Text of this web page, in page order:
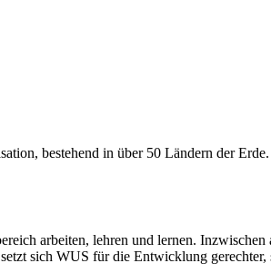
bestehend in über 50 Ländern der
arbeiten, lehren und lernen.
sich WUS für die Entwicklung